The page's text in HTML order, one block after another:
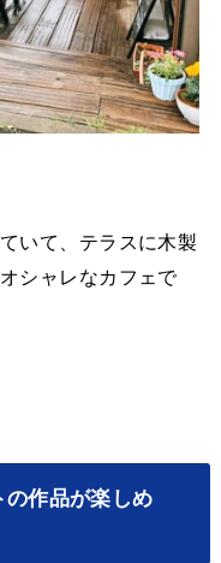
いて、テラスに木製
シャレなカフェで
の作品が楽しめ